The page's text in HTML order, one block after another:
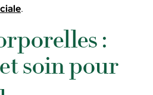
.
:
soin pour